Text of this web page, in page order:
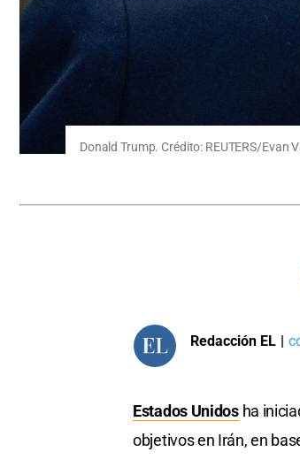
Donald Trump. Crédito: REUTERS/Evan
Redacción EL |
Estados Unidosha
objetivos en Irán, en